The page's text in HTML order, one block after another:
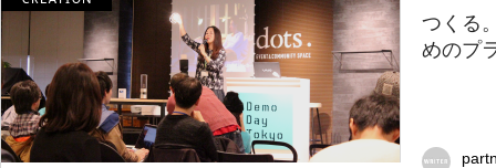
つくる
めのプ